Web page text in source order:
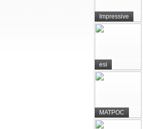
Impressive
esi
MATPOC